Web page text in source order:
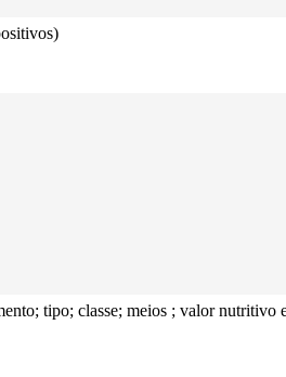
tipo; classe; meios ; valor nutritivo